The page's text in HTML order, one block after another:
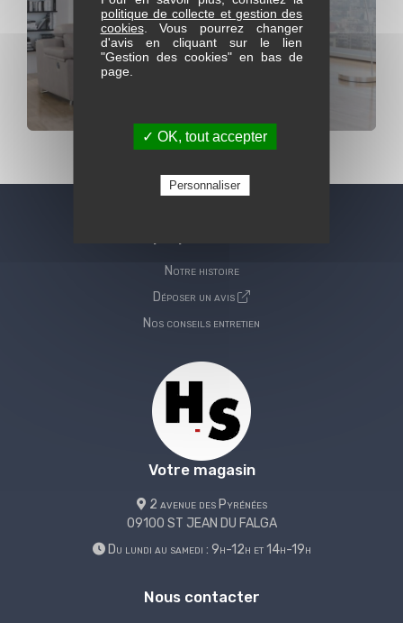
Canapé composable Terra
Notre histoire
Déposer un avis
Nos conseils entretien
Votre magasin
2 avenue des Pyrénées
09100 ST JEAN DU FALGA
Du lundi au samedi : 9h-12h et 14h-19h
Nous contacter
politique de collecte et gestion des
cookies. Vous pourrez changer
d'avis en cliquant sur le lien
"Gestion des cookies" en bas de
page.
✓ OK, tout accepter
Personnaliser